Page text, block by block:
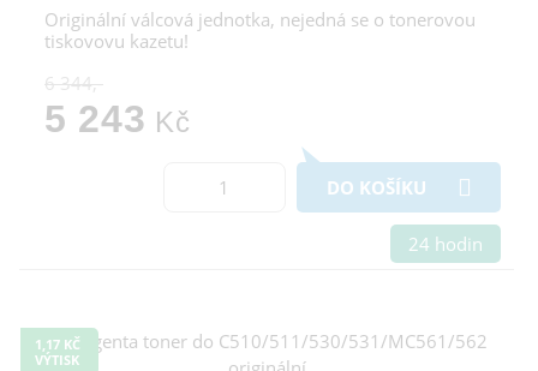
Originální válcová jednotka, nejedná se o tonerovou
tiskovovu kazetu!
6 344,-
5 243 Kč
DO KOŠÍKU
24 hodin
1,17 KČ
VÝTISK